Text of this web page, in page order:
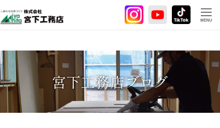
イ
ン
テ
ン
ツ
へ
移
MENU
宮下工務店ブログ